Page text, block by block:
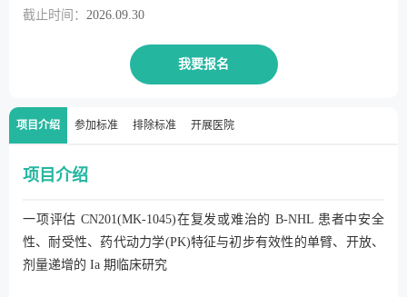
截止时间： 2026.09.30
我要报名
项目介绍 参加标准 排除标准 开展医院
项目介绍
一项评估 CN201(MK-1045)在复发或难治的 B-NHL 患者中安全
性、耐受性、药代动力学(PK)特征与初步有效性的单臂、开放、
剂量递增的 Ia 期临床研究